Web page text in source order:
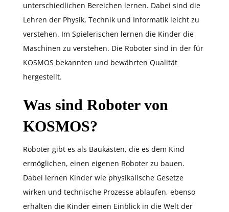
unterschiedlichen Bereichen lernen. Dabei sind die
Lehren der Physik, Technik und Informatik leicht zu
verstehen. Im Spielerischen lernen die Kinder die
Maschinen zu verstehen. Die Roboter sind in der für
KOSMOS bekannten und bewährten Qualität
hergestellt.
Was sind Roboter von
KOSMOS?
Roboter gibt es als Baukästen, die es dem Kind
ermöglichen, einen eigenen Roboter zu bauen.
Dabei lernen Kinder wie physikalische Gesetze
wirken und technische Prozesse ablaufen, ebenso
erhalten die Kinder einen Einblick in die Welt der